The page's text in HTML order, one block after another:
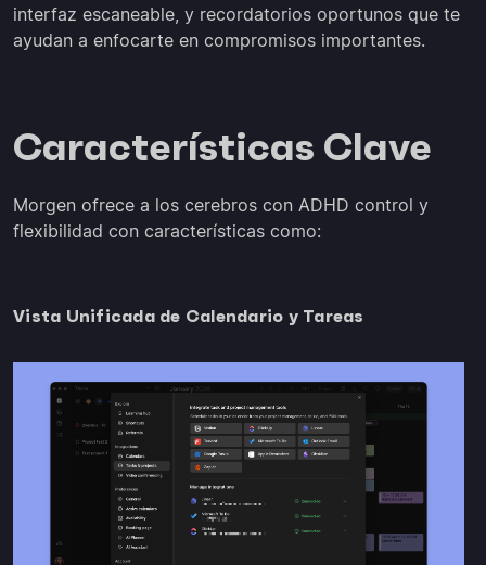
interfaz escaneable, y recordatorios oportunos que te
ayudan a enfocarte en compromisos importantes.
Características Clave
Morgen ofrece a los cerebros con ADHD control y
flexibilidad con características como:
Vista Unificada de Calendario y Tareas